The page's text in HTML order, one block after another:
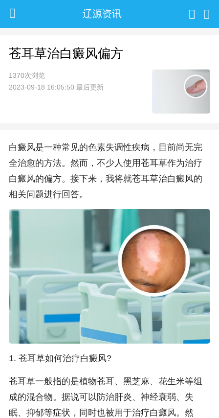
辽源资讯
苍耳草治白癜风偏方
1370次浏览
2023-09-18 16:05:50 最后更新
白癜风是一种常见的色素失调性疾病，目前尚无完
全治愈的方法。然而，不少人使用苍耳草作为治疗
白癜风的偏方。接下来，我将就苍耳草治白癜风的
相关问题进行回答。
1. 苍耳草如何治疗白癜风?
苍耳草一般指的是植物苍耳、黑芝麻、花生米等组
成的混合物。据说可以防治肝炎、神经衰弱、失
眠、抑郁等症状，同时也被用于治疗白癜风。然